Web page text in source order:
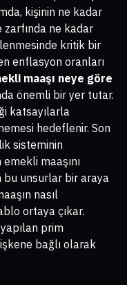
kişinin ne kadar
ne kadar
kritik bir
enflasyon oranları
maaşı neye göre
önemli bir yer tutar.
katsayılarla
hedeflenir. Son
sisteminin
maaşını
unsurlar bir araya
nasıl
ortaya çıkar.
prim
bağlı olarak